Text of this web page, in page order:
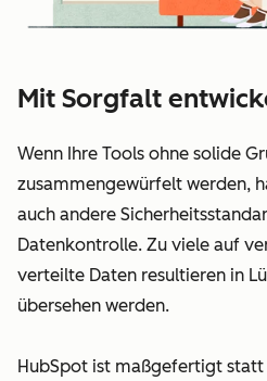
Mit Sorgfalt
Wenn Ihre Tools ohne solide
zusammengewürfelt werden,
auch andere
Datenkontrolle. Zu viele auf
verteilte Daten resultieren in
übersehen werden.
HubSpot ist maßgefertigt